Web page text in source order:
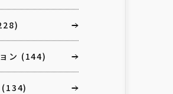
ン (144)
(134)